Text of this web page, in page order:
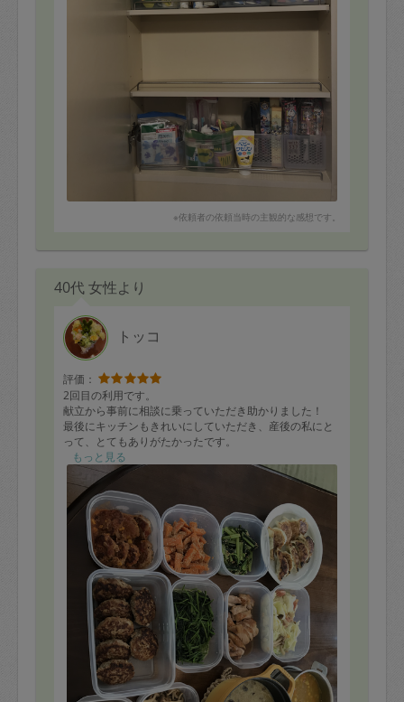
※依頼者の依頼当時の主観的な感想です。
40代 女性より
トッコ
評価：
2回目の利用です。
献立から事前に相談に乗っていただき助かりました！
最後にキッチンもきれいにしていただき、産後の私にと
って、とてもありがたかったです。
またよろしくお願いします。
もっと見る